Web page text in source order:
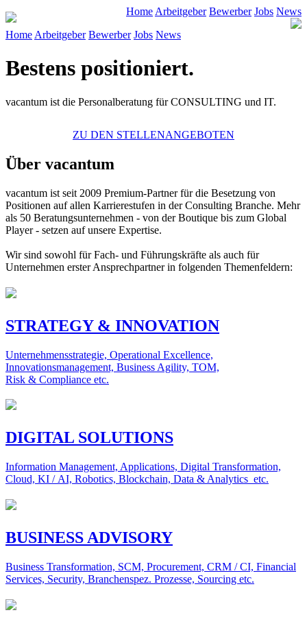
Home Arbeitgeber Bewerber Jobs News
Home Arbeitgeber Bewerber Jobs News
Bestens positioniert.
vacantum ist die Personalberatung für CONSULTING und IT.
ZU DEN STELLENANGEBOTEN
Über vacantum
vacantum ist seit 2009 Premium-Partner für die Besetzung von
Positionen auf allen Karrierestufen in der Consulting Branche. Mehr
als 50 Beratungsunternehmen - von der Boutique bis zum Global
Player - setzen auf unsere Expertise.
Wir sind sowohl für Fach- und Führungskräfte als auch für
Unternehmen erster Ansprechpartner in folgenden Themenfeldern:
STRATEGY & INNOVATION
Unternehmensstrategie, Operational Excellence,
Innovationsmanagement, Business Agility, TOM,
Risk & Compliance etc.
DIGITAL SOLUTIONS
Information Management, Applications, Digital Transformation,
Cloud, KI / AI, Robotics, Blockchain, Data & Analytics etc.
BUSINESS ADVISORY
Business Transformation, SCM, Procurement, CRM / CI, Financial
Services, Security, Branchenspez. Prozesse, Sourcing etc.